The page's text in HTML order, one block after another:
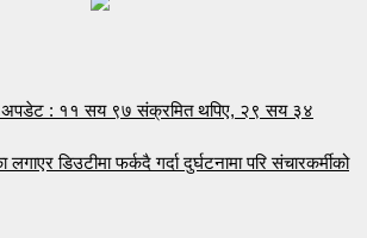
अपडेट : ११ सय ९७ संक्रमित थपिए, २९ सय ३४
लगाएर डिउटीमा फर्कदै गर्दा दुर्घटनामा परि संचारकर्मीको